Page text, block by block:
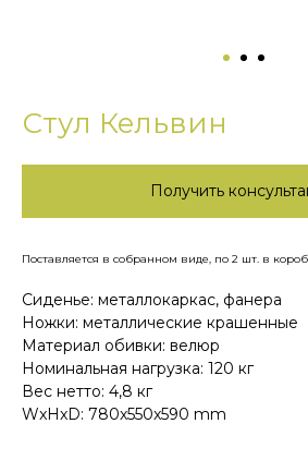
Стул Кельвин
Получить
Поставляется в собранном виде, по 2 шт. в
Сиденье: металлокаркас, фанера
Ножки: металлические крашенные
Материал обивки: велюр
Номинальная нагрузка: 120 кг
Вес нетто: 4,8 кг
WxHxD: 780x550x590 mm